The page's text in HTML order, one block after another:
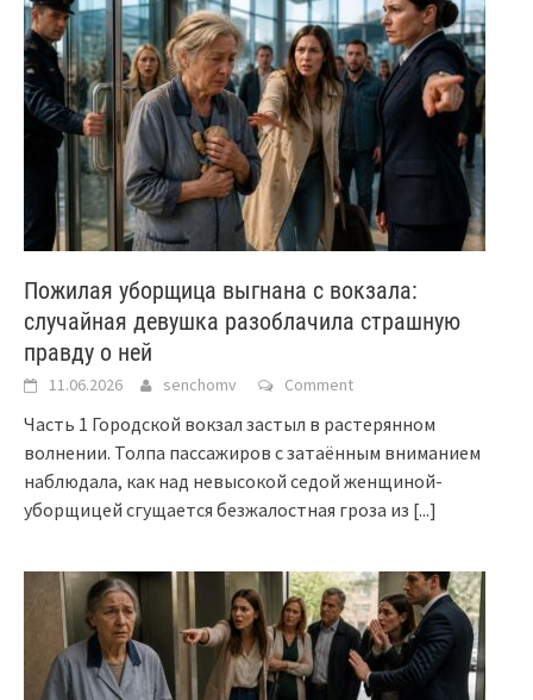
Пожилая уборщица выгнана с вокзала:
случайная девушка разоблачила страшную
правду о ней
11.06.2026 senchomv Comment
Часть 1 Городской вокзал застыл в растерянном
волнении. Толпа пассажиров с затаённым вниманием
наблюдала, как над невысокой седой женщиной-
уборщицей сгущается безжалостная гроза из [...]